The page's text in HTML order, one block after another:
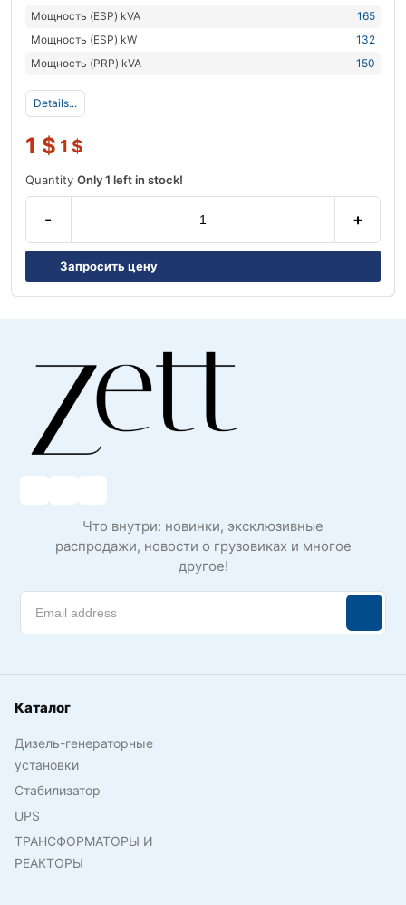
Мощность (ESP) kVA
165
Мощность (ESP) kW
132
Мощность (PRP) kVA
150
Details...
1 $ 1 $
Quantity Only 1 left in stock!
- +
Запросить цену
Что внутри: новинки, эксклюзивные
распродажи, новости о грузовиках и многое
другое!
Каталог
Дизель-генераторные
установки
Стабилизатор
UPS
ТРАНСФОРМАТОРЫ И
РЕАКТОРЫ